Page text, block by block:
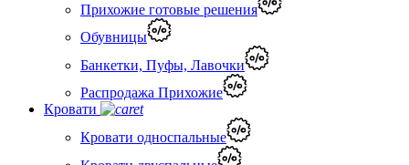
Прихожие готовые решения
Обувницы
Банкетки, Пуфы, Лавочки
Распродажа Прихожие
Кровати
Кровати односпальные